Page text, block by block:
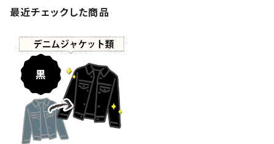
最近チェックした商品